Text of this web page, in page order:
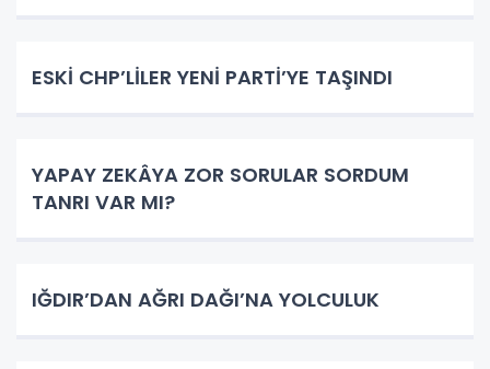
ESKİ CHP’LİLER YENİ PARTİ’YE TAŞINDI
YAPAY ZEKÂYA ZOR SORULAR SORDUM
TANRI VAR MI?
IĞDIR’DAN AĞRI DAĞI’NA YOLCULUK